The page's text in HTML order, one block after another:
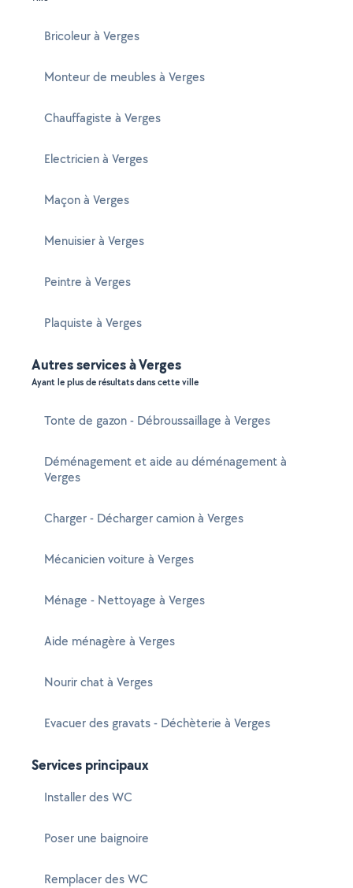
Bricoleur à Verges
Monteur de meubles à Verges
Chauffagiste à Verges
Electricien à Verges
Maçon à Verges
Menuisier à Verges
Peintre à Verges
Plaquiste à Verges
Autres services à Verges
Ayant le plus de résultats dans cette ville
Tonte de gazon - Débroussaillage à Verges
Déménagement et aide au déménagement à
Verges
Charger - Décharger camion à Verges
Mécanicien voiture à Verges
Ménage - Nettoyage à Verges
Aide ménagère à Verges
Nourir chat à Verges
Evacuer des gravats - Déchèterie à Verges
Services principaux
Installer des WC
Poser une baignoire
Remplacer des WC